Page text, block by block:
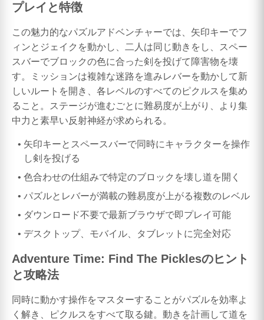
プレイと特徴
この魅力的なパズルアドベンチャーでは、矢印キーでフ
ィンとジェイクを動かし、二人は同じ動きをし、スペー
スバーでブロックの色に合った剣を投げて障害物を壊
す。ミッションは複雑な迷路を進みレバーを動かして新
しいルートを開き、各レベルのすべてのピクルスを集め
ること。ステージが進むごとに難易度が上がり、より集
中力と素早い反射神経が求められる。
矢印キーとスペースバーで同時にキャラクターを操作
し剣を投げる
色合わせの仕組みで特定のブロックを壊し道を開く
パズルとレバーが満載の難易度が上がる複数のレベル
ダウンロード不要で最新ブラウザで即プレイ可能
デスクトップ、モバイル、タブレットに完全対応
Adventure Time: Find The Picklesのヒント
と攻略法
同時に動かす操作をマスターすることがパズルを効率よ
く解き、ピクルスをすべて取る鍵。動きを計画して道を